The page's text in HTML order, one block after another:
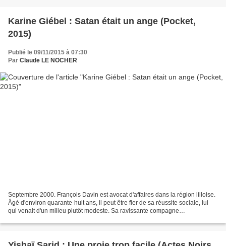
Karine Giébel : Satan était un ange (Pocket,
2015)
Publié le 09/11/2015 à 07:30
Par Claude LE NOCHER
Septembre 2000. François Davin est avocat d'affaires dans la région lilloise.
Âgé d'environ quarante-huit ans, il peut être fier de sa réussite sociale, lui
qui venait d'un milieu plutôt modeste. Sa ravissante compagne